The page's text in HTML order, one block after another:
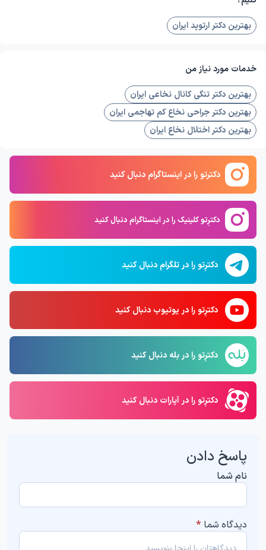
بهترین دکتر ارتوپد ایران
خدمات مورد نیاز من
بهترین دکتر تنگی کانال نخاعی ایران
بهترین دکتر جراحی نخاع کم تهاجمی ایران
بهترین دکتر اختلال نخاع ایران
دکترتو را در اینستاگرام دنبال کنید
دکترِتو کلینیک را در اینستاگرام دنبال کنید
دکترِتو را در تلگرام دنبال کنید
دکترِتو را در یوتیوب دنبال کنید
دکترِتو را در بله دنبال کنید
دکترِتو را در آپارات دنبال کنید
پاسخ دادن
نام شما
دیدگاه شما *